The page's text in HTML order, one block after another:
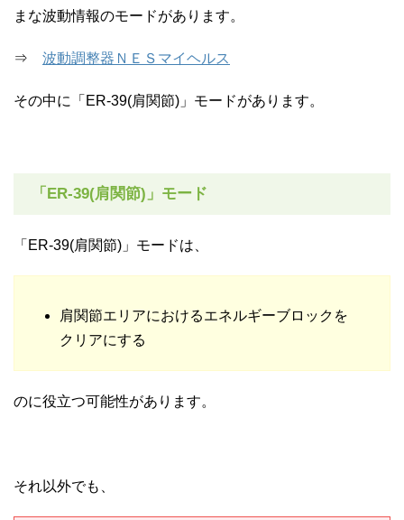
まな波動情報のモードがあります。
⇒ 波動調整器ＮＥＳマイヘルス
その中に「ER-39(肩関節)」モードがあります。
「ER-39(肩関節)」モード
「ER-39(肩関節)」モードは、
肩関節エリアにおけるエネルギーブロックを
クリアにする
のに役立つ可能性があります。
それ以外でも、